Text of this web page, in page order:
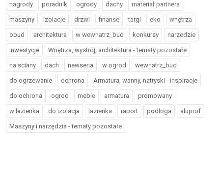
nagrody poradnik ogrody dachy materiał partnera
maszyny izolacje drzwi finanse targi eko wnętrza
obud architektura w wewnatrz_bud konkursy narzedzie
inwestycje Wnętrza, wystrój, architektura - tematy pozostałe
na sciany dach newseria w ogrod wewnatrz_bud
do ogrzewanie ochrona Armatura, wanny, natryski - inspiracje
do ochrona ogrod meble armatura promowany
w lazienka do izolacja lazienka raport podloga aluprof
Maszyny i narzędzia - tematy pozostałe